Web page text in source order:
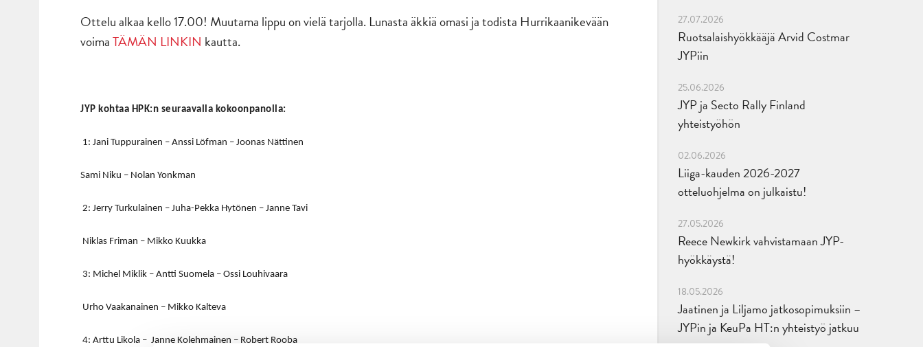
Ottelu alkaa kello 17.00! Muutama lippu on vielä tarjolla. Lunasta äkkiä omasi ja todista Hurrikaanikevään
voimaTÄMÄN LINKIN kautta.
JYP kohtaa HPK:n seuraavalla kokoonpanolla:
1: Jani Tuppurainen – Anssi Löfman – Joonas Nättinen
Sami Niku – Nolan Yonkman
2: Jerry Turkulainen – Juha-Pekka Hytönen – Janne Tavi
Niklas Friman – Mikko Kuukka
3: Michel Miklik – Antti Suomela – Ossi Louhivaara
Urho Vaakanainen – Mikko Kalteva
4: Arttu Likola – Janne Kolehmainen – Robert Rooba
27.07.2026
Ruotsalaishyökkääjä Arvid Costmar
JYPiin
25.06.2026
JYP ja Secto Rally Finland
yhteistyöhön
02.06.2026
Liiga-kauden 2026-2027
otteluohjelma on julkaistu!
27.05.2026
Reece Newkirk vahvistamaan JYP-
hyökkäystä!
18.05.2026
Jaatinen ja Liljamo jatkosopimuksiin –
JYPin ja KeuPa HT:n yhteistyö jatkuu